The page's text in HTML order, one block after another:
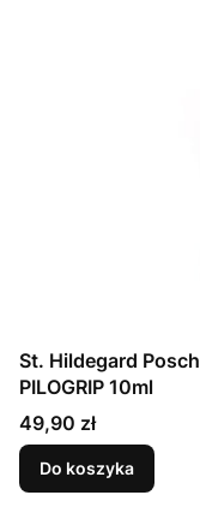
St. Hildegard
PILOGRIP 10ml
Cena
49,90 zł
Do koszyka